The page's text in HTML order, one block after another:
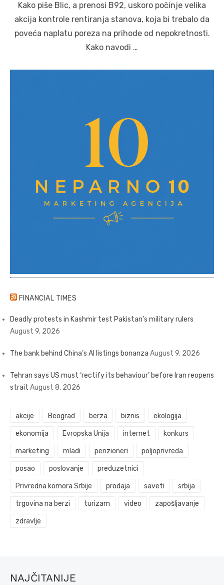
Kako piše Blic, a prenosi B92, uskoro počinje velika
akcija kontrole rentiranja stanova, koja bi trebalo da
poveća naplatu poreza na prihode od nepokretnosti.
Kako navodi …
FINANCIAL TIMES
Deadly protests in Kashmir test Pakistan’s military rulers
August 9, 2026
The bank behind China’s AI listings bonanza August 9, 2026
Tehran says US must ‘rectify its behaviour’ before Iran reopens
strait August 8, 2026
akcije Beograd berza biznis ekologija
ekonomija Evropska Unija internet konkurs
marketing mladi penzioneri poljoprivreda
posao poslovanje preduzetnici
Privredna komora Srbije prodaja saveti srbija
trgovina na berzi turizam video zapošljavanje
zdravlje
NAJČITANIJE